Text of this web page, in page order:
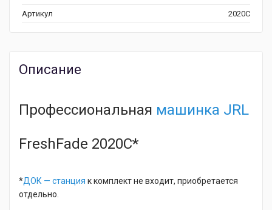
Артикул 2020C
Описание
Профессиональная машинка JRL
FreshFade 2020C*
*ДОК — станция к комплект не входит, приобретается
отдельно.